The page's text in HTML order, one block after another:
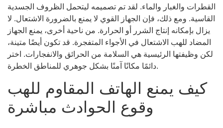
القطرات والغبار والماء. لقد تم تصميمه ليتحمل الظروف الجسدية
القاسية. ومع ذلك، فإن الجهاز القوي لا يمنع بالضرورة الاشتعال. لا
يزال بإمكانه إنتاج الشرر أو الحرارة. من ناحية أخرى، يمنع الجهاز
المضاد للهب الاشتعال في الأجواء المتفجرة. قد تكون أيضًا متينة،
لكن وظيفتها الرئيسية هي السلامة من الحرائق والانفجارات. اختر
دائمًا مكانًا آمنًا بشكل جوهري للمناطق الخطرة.
كيف يمنع الهاتف المقاوم للهب
وقوع الحوادث مباشرة